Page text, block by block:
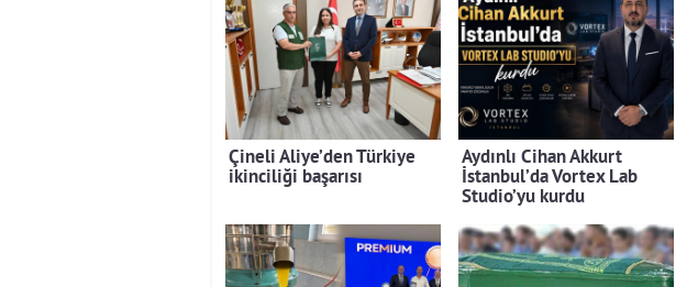
Çineli Aliye’den Türkiye
ikinciliği başarısı
Aydınlı Cihan Akkurt
İstanbul’da Vortex Lab
Studio’yu kurdu